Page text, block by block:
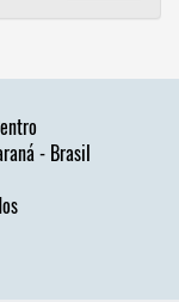
- Brasil